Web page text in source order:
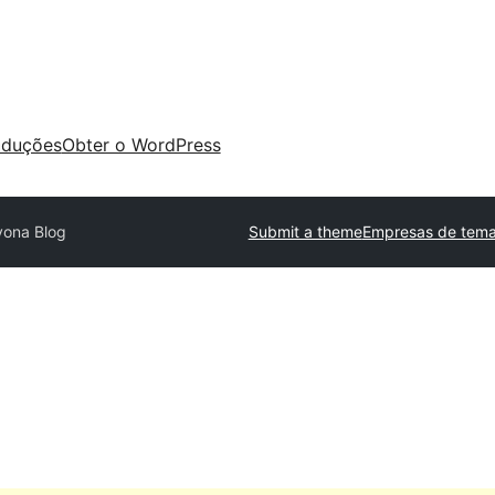
Obter o WordPress
Blog Submit a themeEmpresas de